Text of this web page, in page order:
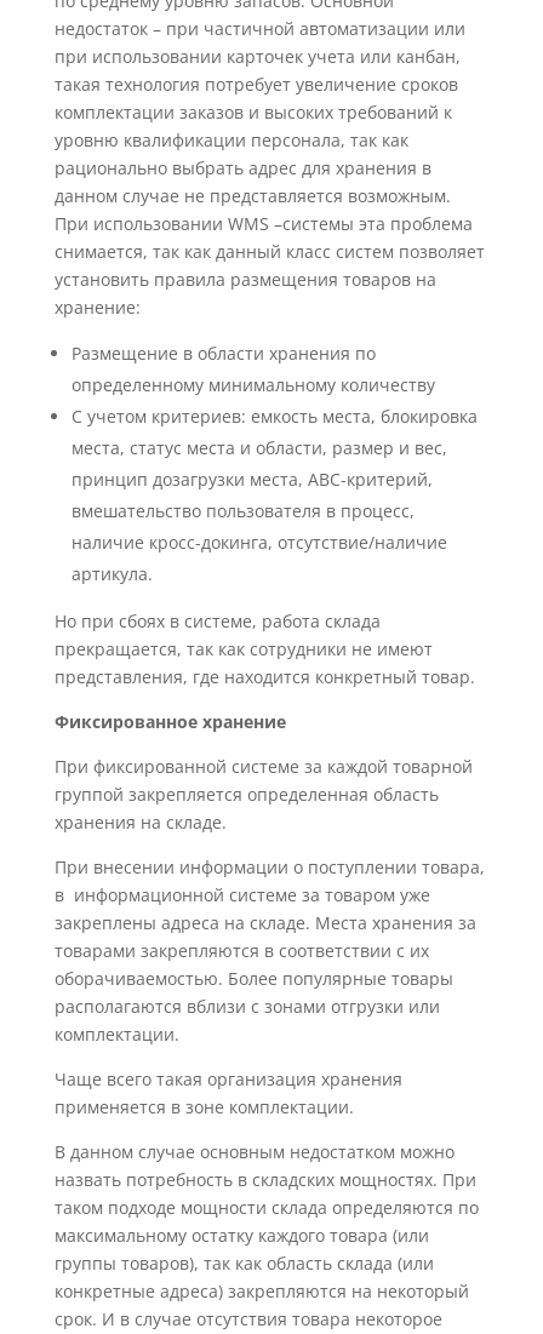
недостаток – при частичной автоматизации или
при использовании карточек учета или канбан,
такая технология потребует увеличение сроков
комплектации заказов и высоких требований к
уровню квалификации персонала, так как
рационально выбрать адрес для хранения в
данном случае не представляется возможным.
При использовании WMS –системы эта проблема
снимается, так как данный класс систем позволяет
установить правила размещения товаров на
хранение:
Размещение в области хранения по
определенному минимальному количеству
С учетом критериев: емкость места, блокировка
места, статус места и области, размер и вес,
принцип дозагрузки места, АВС-критерий,
вмешательство пользователя в процесс,
наличие кросс-докинга, отсутствие/наличие
артикула.
Но при сбоях в системе, работа склада
прекращается, так как сотрудники не имеют
представления, где находится конкретный товар.
Фиксированное хранение
При фиксированной системе за каждой товарной
группой закрепляется определенная область
хранения на складе.
При внесении информации о поступлении товара,
в информационной системе за товаром уже
закреплены адреса на складе. Места хранения за
товарами закрепляются в соответствии с их
оборачиваемостью. Более популярные товары
располагаются вблизи с зонами отгрузки или
комплектации.
Чаще всего такая организация хранения
применяется в зоне комплектации.
В данном случае основным недостатком можно
назвать потребность в складских мощностях. При
таком подходе мощности склада определяются по
максимальному остатку каждого товара (или
группы товаров), так как область склада (или
конкретные адреса) закрепляются на некоторый
срок. И в случае отсутствия товара некоторое